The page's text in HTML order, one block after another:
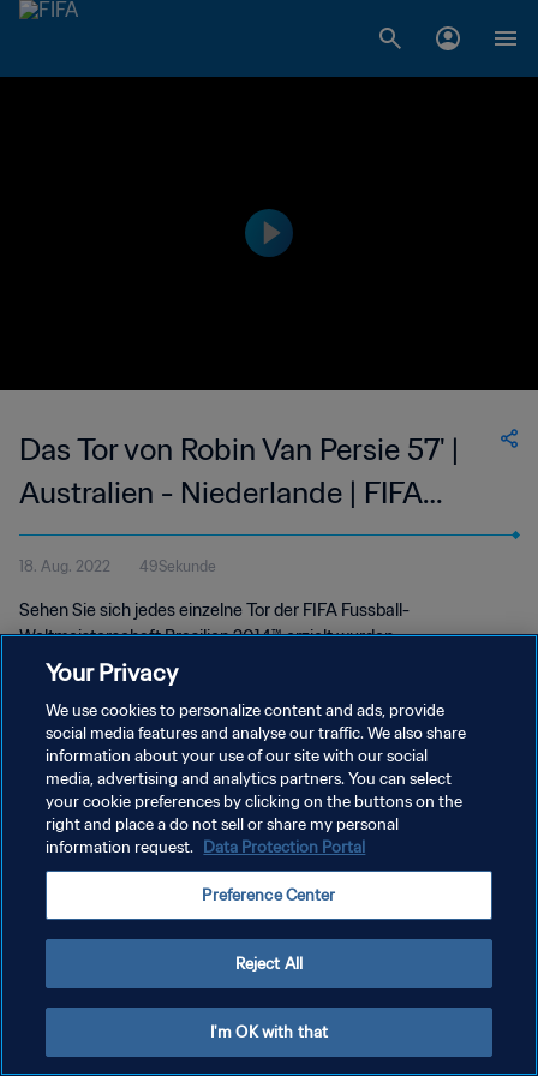
Das Tor von Robin Van Persie 57' |
Australien - Niederlande | FIFA
Fussball-Weltmeisterschaft
Brasilien 2014™
18. Aug. 2022 49Sekunde
Sehen Sie sich jedes einzelne Tor der FIFA Fussball-
Weltmeisterschaft Brasilien 2014™ erzielt wurden.
DATENSCHUTZ
NUTZUNGSBEDINGUNGEN
COOKIE-EINSTELLUNGEN VERWALTEN
Your Privacy
We use cookies to personalize content and ads, provide
social media features and analyse our traffic. We also share
information about your use of our site with our social
media, advertising and analytics partners. You can select
your cookie preferences by clicking on the buttons on the
right and place a do not sell or share my personal
information request. Data Protection Portal
Preference Center
Reject All
I'm OK with that